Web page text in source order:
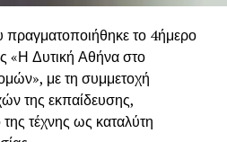
πραγματοποιήθηκε το 4ήμερο
«Η Δυτική Αθήνα στο
με τη συμμετοχή
της εκπαίδευσης,
τέχνης ως καταλύτη